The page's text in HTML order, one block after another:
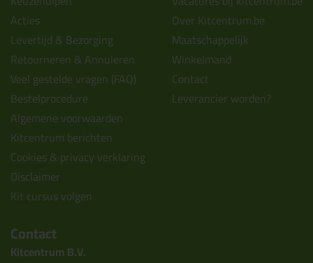
Acties
Levertijd & Bezorging
Retourneren & Annuleren
Veel gestelde vragen (FAQ)
Bestelprocedure
Algemene voorwaarden
Kitcentrum berichten
Cookies & privacy verklaring
Disclaimer
Kit cursus volgen
Over Kitcentrum.be
Maatschappelijk
Winkelmand
Contact
Leverancier worden?
Contact
Kitcentrum B.V.